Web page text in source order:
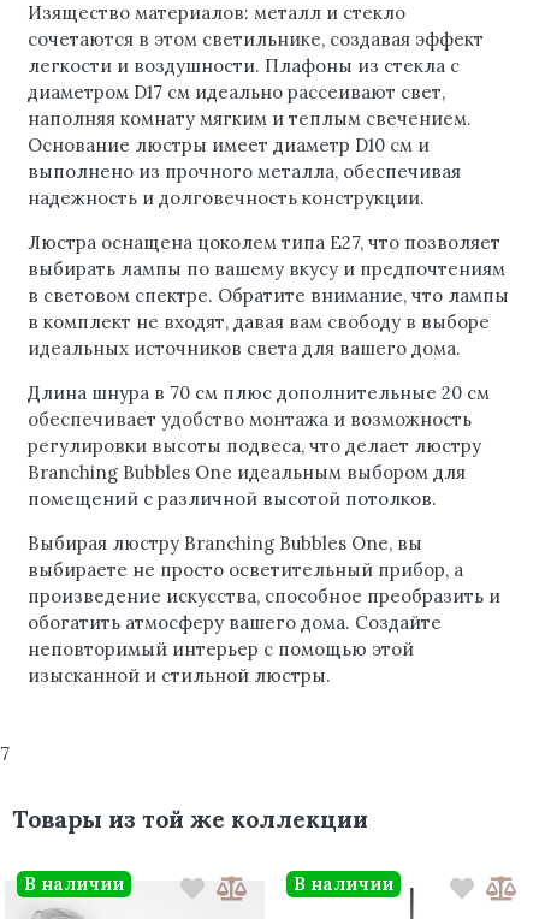
Изящество материалов: металл и стекло
сочетаются в этом светильнике, создавая эффект
легкости и воздушности. Плафоны из стекла с
диаметром D17 см идеально рассеивают свет,
наполняя комнату мягким и теплым свечением.
Основание люстры имеет диаметр D10 см и
выполнено из прочного металла, обеспечивая
надежность и долговечность конструкции.
Люстра оснащена цоколем типа E27, что позволяет
выбирать лампы по вашему вкусу и предпочтениям
в световом спектре. Обратите внимание, что лампы
в комплект не входят, давая вам свободу в выборе
идеальных источников света для вашего дома.
Длина шнура в 70 см плюс дополнительные 20 см
обеспечивает удобство монтажа и возможность
регулировки высоты подвеса, что делает люстру
Branching Bubbles One идеальным выбором для
помещений с различной высотой потолков.
Выбирая люстру Branching Bubbles One, вы
выбираете не просто осветительный прибор, а
произведение искусства, способное преобразить и
обогатить атмосферу вашего дома. Создайте
неповторимый интерьер с помощью этой
изысканной и стильной люстры.
7
Товары из той же коллекции
В наличии В наличии